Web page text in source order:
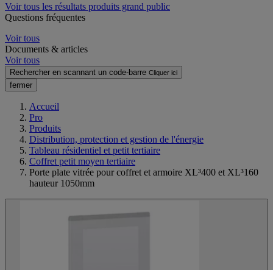
Voir tous les résultats produits grand public
Questions fréquentes
Voir tous
Documents & articles
Voir tous
Rechercher en scannant un code-barre Cliquer ici
fermer
Accueil
Pro
Produits
Distribution, protection et gestion de l'énergie
Tableau résidentiel et petit tertiaire
Coffret petit moyen tertiaire
Porte plate vitrée pour coffret et armoire XL³400 et XL³160
hauteur 1050mm